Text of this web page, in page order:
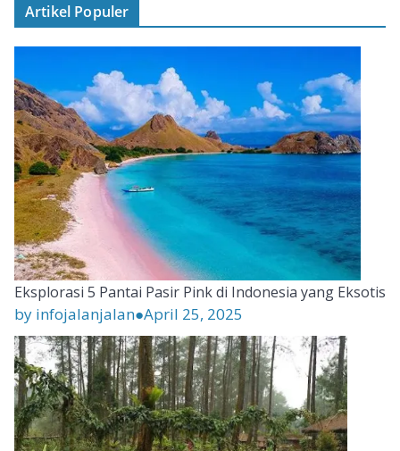
Artikel Populer
Eksplorasi 5 Pantai Pasir Pink di Indonesia yang Eksotis
by infojalanjalan●April 25, 2025